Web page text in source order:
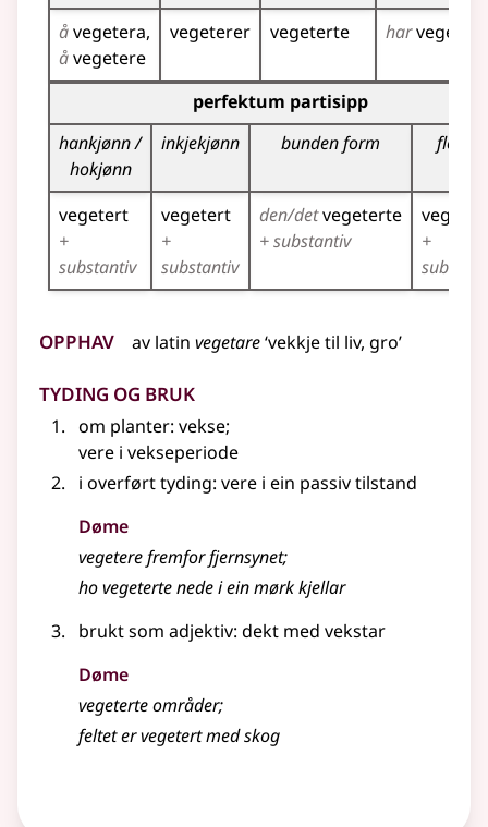
åvegetera
åvegetere
vegeterer vegeterte harvegetert
Bøyningstabell for dette verbet (partisippformer)
perfektum partisipp
hankjønn /
hokjønn
inkjekjønn bunden form fleirtal
vegetert
+
substantiv
vegetert
+
substantiv
den/detvegeterte
+ substantiv
+
Opphav av latin vegetare‘vekkje til liv, gro’
Tyding og bruk
om planter: vekse;
vere i vekseperiode
i overført tyding: vere i ein passiv tilstand
Døme
vegetere fremfor fjernsynet;
ho vegeterte nede i ein mørk kjellar
brukt som adjektiv: dekt med vekstar
Døme
vegeterte områder;
feltet er vegetert med skog